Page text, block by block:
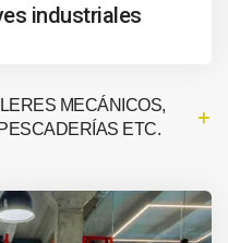
industriales
MECÁNICOS,
ETC.